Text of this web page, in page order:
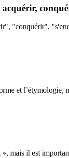
acquérir,
"conquérir",
et
mais il est